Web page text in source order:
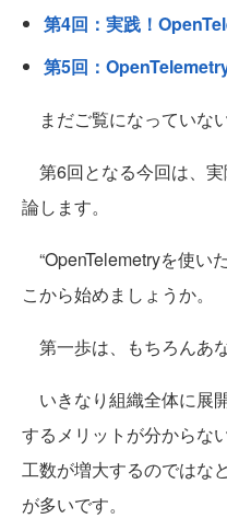
第4回：実践！
第5回：
まだご覧になっていな
第6回となる今回は、
論します。
“OpenTelemetryを使い
こから始めましょうか。
第一歩は、もちろんあ
いきなり組織全体に展
するメリットが分からな
工数が増大するのではな
が多いです。